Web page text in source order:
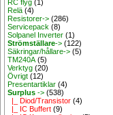
RC flyg (1)
Relä (4)
Resistorer-> (286)
Servicepack (8)
Solpanel Inverter (1)
Strömställare-> (122)
Säkringar/hållare-> (5)
TM240A (5)
Verktyg (20)
Övrigt (12)
Presentartiklar (4)
Surplus-> (538)
|_ Diod/Transistor (4)
|_ IC Buffert (9)